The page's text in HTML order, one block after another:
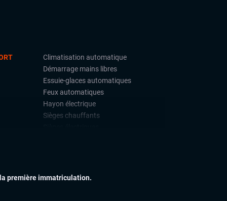
Climatisation automatique
Démarrage mains libres
Essuie-glaces automatiques
Feux automatiques
Hayon électrique
Sièges chauffants
première immatriculation.